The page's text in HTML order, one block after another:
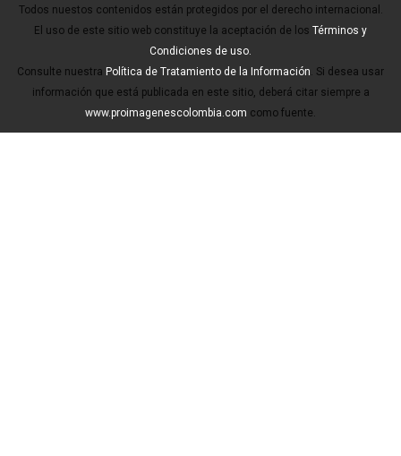
Todos nuestos contenidos están protegidos por el derecho internacional.
El uso de este sitio web constituye la aceptación de los Términos y
Condiciones de uso.
Consulte nuestra Política de Tratamiento de la Información. Si desea usar
información que está publicada en este sitio, deberá citar siempre a
www.proimagenescolombia.com como fuente.